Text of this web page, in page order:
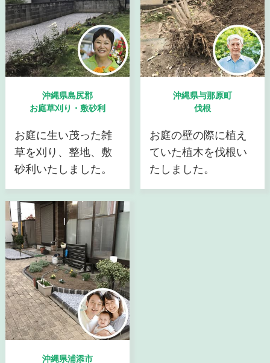
沖縄県島尻郡
お庭草刈り・敷砂利
お庭に生い茂った雑
草を刈り、整地、敷
砂利いたしました。
沖縄県与那原町
伐根
お庭の壁の際に植え
ていた植木を伐根い
たしました。
沖縄県浦添市